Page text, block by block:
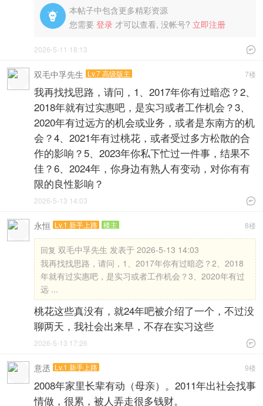

本帖子中包含更多精彩资源
您需要 登录 才可以查看, 没帐号? 立即注册

2026-5-11 18:13
7楼
双毛中孚先生 Lv.7 高级版主
我再找找思路，请问，1、2017年你有过暗恋？2、
2018年就有过实惠吧，是实习或者工作机会？3、
2020年有过远方的机会或业务，或者是东南方的机
会？4、2021年有过桃花，或者受过多方松散的合
作的影响？5、2023年你私下忙过一件事，结果不
佳？6、2024年，你身边有熟人有变动，对你有有
限的良性影响？

2026-5-13 14:03
8楼
永恒 Lv.1 新手上路 楼主
回复 双毛中孚先生 发表于 2026-5-13 14:03
我再找找思路，请问，1、2017年你有过暗恋？2、2018
年就有过实惠吧，是实习或者工作机会？3、2020年有过
远 ...
桃花这些真没有，就24年吧被介绍了一个，不过没
聊两天，我社会出来早，不存在实习这些

2026-5-13 17:26
9楼
意丞 Lv.1 新手上路
2008年家里长辈有动（母亲）。2011年出社会找事
情做，很累，被人弄走很多钱财。